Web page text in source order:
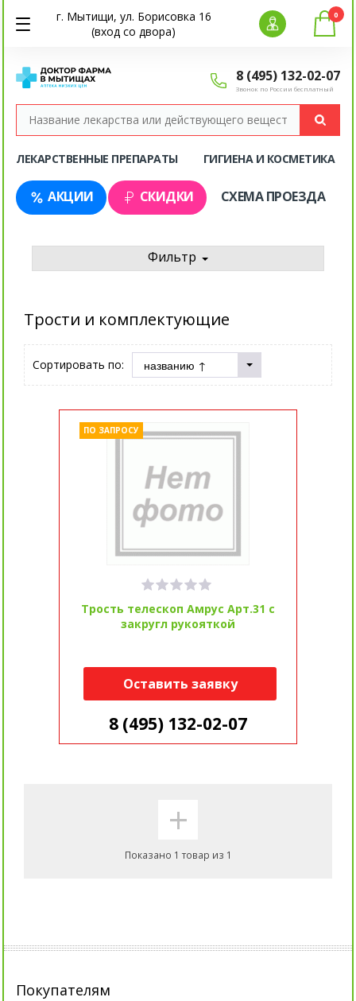
г. Мытищи, ул. Борисовка 16
(вход со двора)
8 (495) 132-02-07
Звонок по России бесплатный
0
ЛЕКАРСТВЕННЫЕ ПРЕПАРАТЫ ГИГИЕНА И КОСМЕТИКА
АКЦИИ СКИДКИ СХЕМА ПРОЕЗДА
Фильтр
Трости и комплектующие
Сортировать по:
Трость телескоп Амрус Арт.31 с
закругл рукояткой
ПО ЗАПРОСУ
Оставить заявку
8 (495) 132-02-07
+
Показано 1 товар из 1
Покупателям